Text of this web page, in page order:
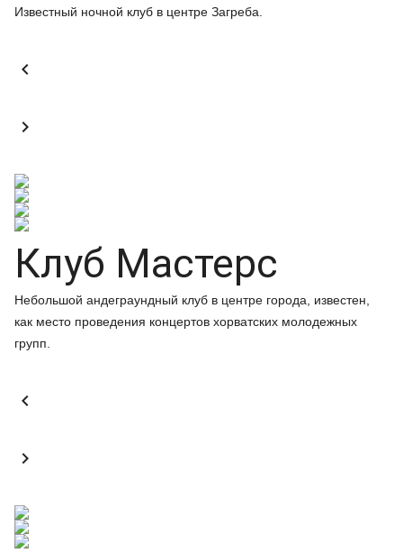
Известный ночной клуб в центре Загреба.


Клуб Мастерс
Небольшой андеграундный клуб в центре города, известен,
как место проведения концертов хорватских молодежных
групп.

